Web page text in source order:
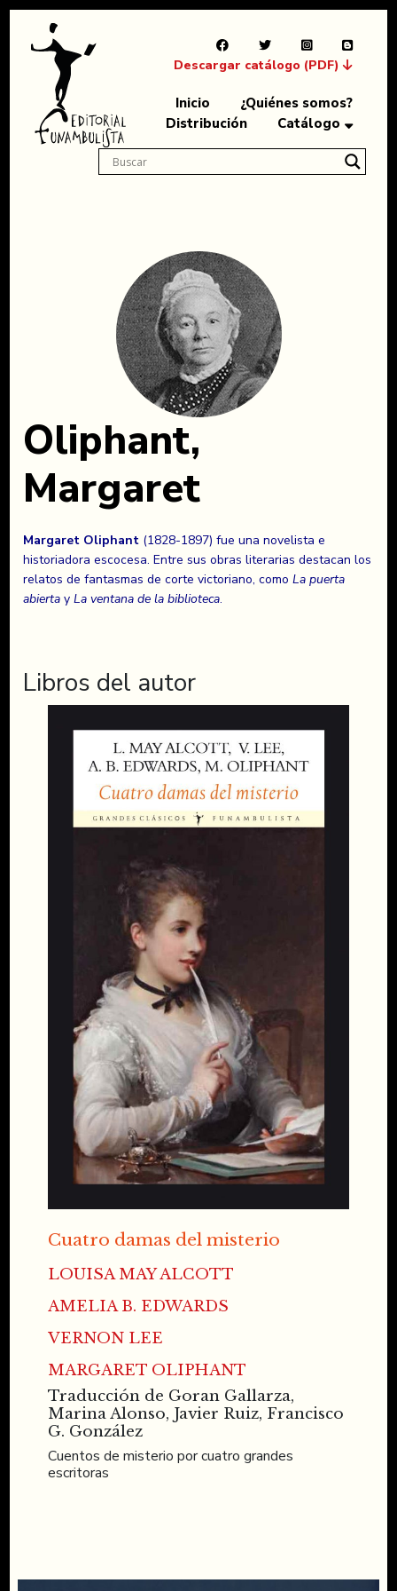
Descargar catálogo (PDF)
Inicio
¿Quiénes somos?
Distribución
Catálogo
Oliphant,
Margaret
Margaret Oliphant (1828-1897) fue una novelista e
historiadora escocesa. Entre sus obras literarias destacan los
relatos de fantasmas de corte victoriano, como La puerta
abierta y La ventana de la biblioteca.
Libros del autor
Cuatro damas del misterio
LOUISA MAY ALCOTT
AMELIA B. EDWARDS
VERNON LEE
MARGARET OLIPHANT
Traducción de Goran Gallarza,
Marina Alonso, Javier Ruiz, Francisco
G. González
Cuentos de misterio por cuatro grandes
escritoras